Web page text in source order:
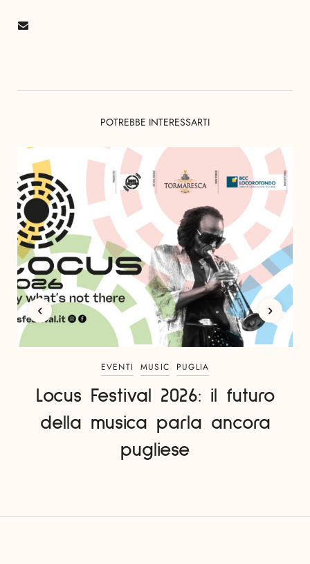
POTREBBE INTERESSARTI
EVENTI MUSIC PUGLIA
Locus Festival 2026: il futuro
della musica parla ancora
pugliese